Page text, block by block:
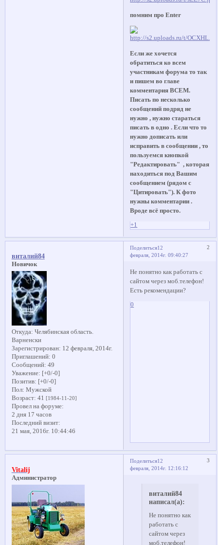
помним про Enter
Если же хочется
обратиться ко всем
участникам форума то так
и пишем во главе
комментария ВСЕМ.
Писать по несколько
сообщений подряд не
нужно , нужно стараться
писать в одно . Если что то
нужно дописать или
исправить в сообщении , то
пользуемся кнопкой
"Редактировать" , которая
находиться под Вашим
сообщением (рядом с
"Цитировать"). К фото
нужны комментарии .
Вроде всё просто.
+1
Поделиться 2
12
февраля, 2014г. 09:40:27
виталий84
Новичок
Откуда: Челябинская область.
Варненски
Зарегистрирован: 12 февраля, 2014г.
Приглашений: 0
Сообщений: 49
Уважение: [+0/-0]
Позитив: [+0/-0]
Пол: Мужской
Возраст: 41 [1984-11-20]
Провел на форуме:
2 дня 17 часов
Последний визит:
21 мая, 2016г. 10:44:46
Не понятно как работать с
сайтом через моб.телефон!
Есть рекомендации?
0
Поделиться 3
12
февраля, 2014г. 12:16:12
Vitalij
Администратор
виталий84
написал(а):
Не понятно как
работать с
сайтом через
моб.телефон!